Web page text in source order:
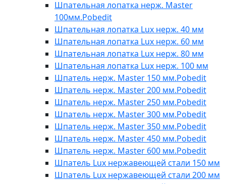
Шпательная лопатка нерж. Master
100мм.Pobedit
Шпательная лопатка Lux нерж. 40 мм
Шпательная лопатка Lux нерж. 60 мм
Шпательная лопатка Lux нерж. 80 мм
Шпательная лопатка Lux нерж. 100 мм
Шпатель нерж. Master 150 мм.Pobedit
Шпатель нерж. Master 200 мм.Pobedit
Шпатель нерж. Master 250 мм.Pobedit
Шпатель нерж. Master 300 мм.Pobedit
Шпатель нерж. Master 350 мм.Pobedit
Шпатель нерж. Master 450 мм.Pobedit
Шпатель нерж. Master 600 мм.Pobedit
Шпатель Lux нержавеющей стали 150 мм
Шпатель Lux нержавеющей стали 200 мм